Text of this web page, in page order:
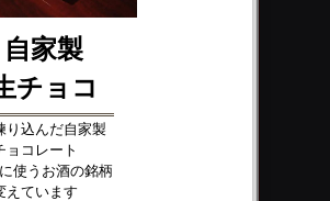
自家製
チョコ
り込んだ自家製
ョコレート
使うお酒の銘柄
えています